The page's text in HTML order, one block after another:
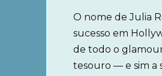
O nome de Julia
sucesso em
de todo o
tesouro — e sim a